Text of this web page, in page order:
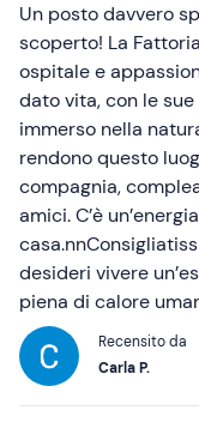
Un posto davvero
scoperto! La
ospitale e
dato vita, con le
immerso nella
rendono questo
compagnia,
amici. C’è
desideri vivere
piena di calore
Recensito da
Carla P.